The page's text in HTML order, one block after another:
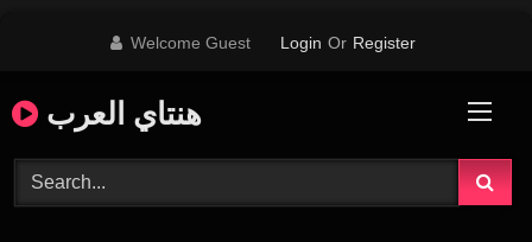
Welcome Guest Login Or Register
هنتاي العرب